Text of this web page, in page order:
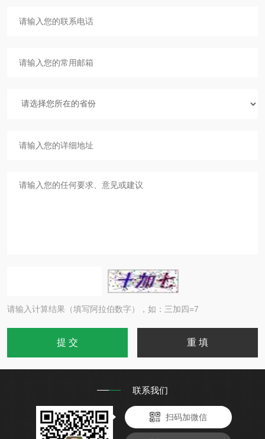
请输入计算结果（填写阿拉伯数字），如：三加四=7
联系我们
扫码加微信